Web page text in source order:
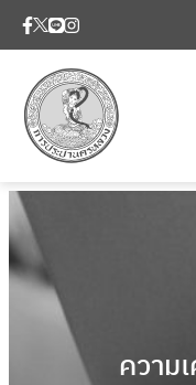
ความ